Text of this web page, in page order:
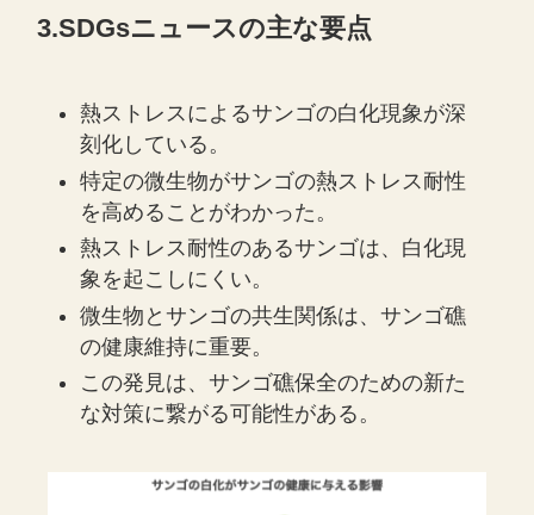
3.SDGsニュースの主な要点
熱ストレスによるサンゴの白化現象が深
刻化している。
特定の微生物がサンゴの熱ストレス耐性
を高めることがわかった。
熱ストレス耐性のあるサンゴは、白化現
象を起こしにくい。
微生物とサンゴの共生関係は、サンゴ礁
の健康維持に重要。
この発見は、サンゴ礁保全のための新た
な対策に繋がる可能性がある。